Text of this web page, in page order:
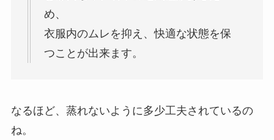
め、
衣服内のムレを抑え、快適な状態を保
つことが出来ます。
なるほど、蒸れないように多少工夫されているの
ね。